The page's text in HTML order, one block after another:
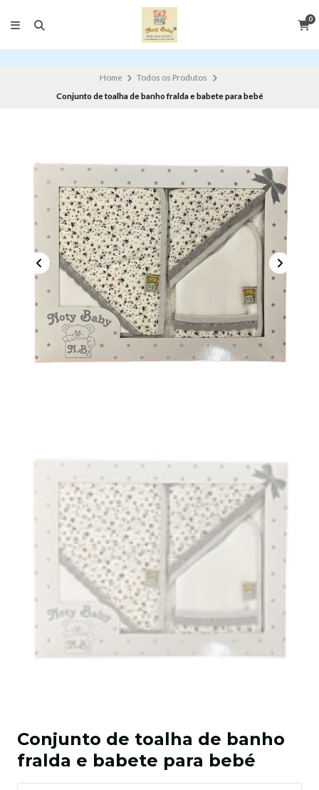
0
Home
Todos os Produtos
Conjunto de toalha de banho fralda e babete para bebé
Conjunto de toalha de banho
fralda e babete para bebé